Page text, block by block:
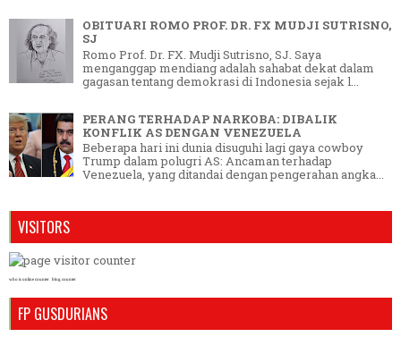
OBITUARI ROMO PROF. DR. FX MUDJI SUTRISNO,
SJ
Romo Prof. Dr. FX. Mudji Sutrisno, SJ. Saya
menganggap mendiang adalah sahabat dekat dalam
gagasan tentang demokrasi di Indonesia sejak l...
PERANG TERHADAP NARKOBA: DIBALIK
KONFLIK AS DENGAN VENEZUELA
Beberapa hari ini dunia disuguhi lagi gaya cowboy
Trump dalam polugri AS: Ancaman terhadap
Venezuela, yang ditandai dengan pengerahan angka...
VISITORS
who is online counter blog counter
FP GUSDURIANS